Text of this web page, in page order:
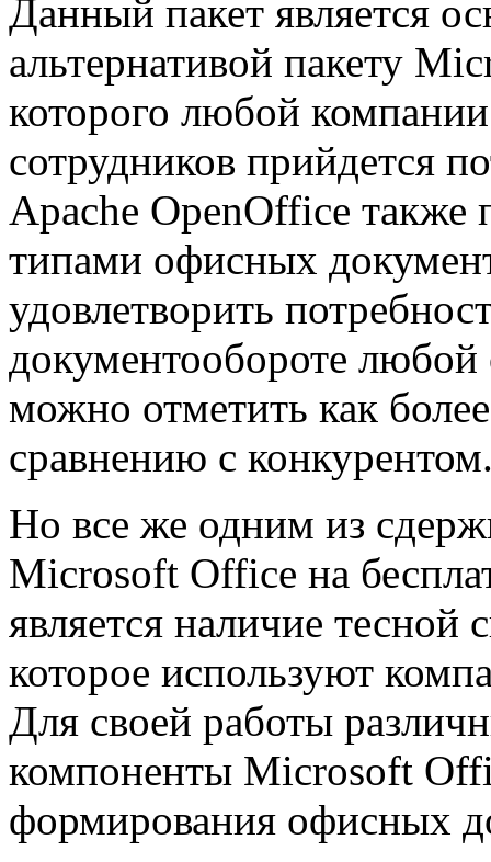
Данный пакет является
альтернативой пакету
которого любой
сотрудников прийдется
Apache OpenOffice также
типами офисных
удовлетворить
документообороте любой
можно отметить как
сравнению с
Но все же одним из
Microsoft Office на
является наличие
которое используют
Для своей работы
компоненты Microsoft
формирования офисных